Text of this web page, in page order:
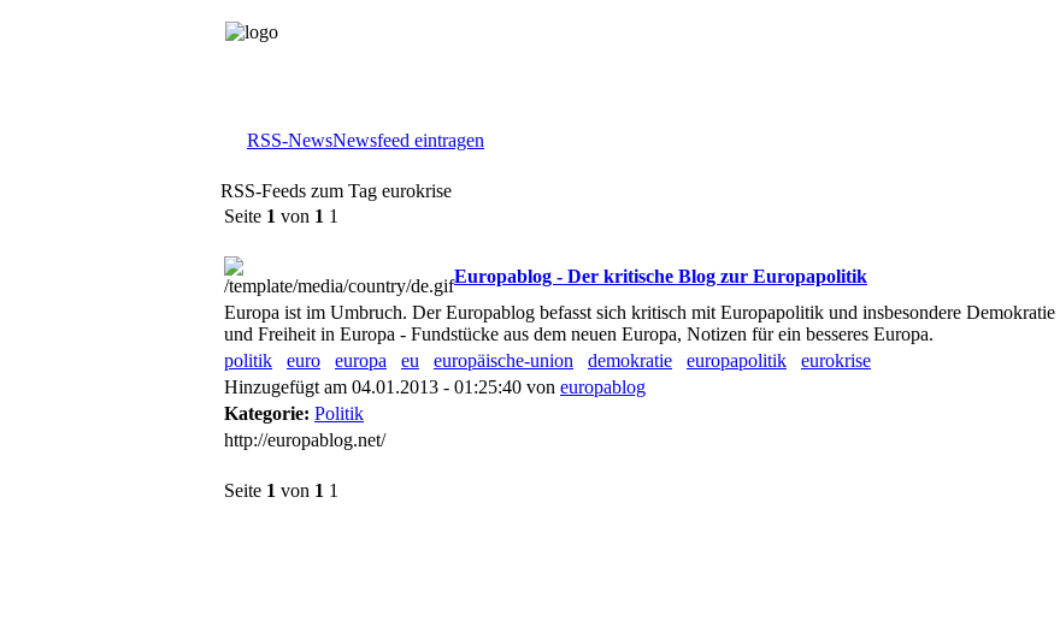
RSS-NewsNewsfeed eintragen
RSS-Feeds zum Tag eurokrise
Seite 1 von 1 1
Europablog - Der kritische Blog zur Europapolitik
Europa ist im Umbruch. Der Europablog befasst sich kritisch mit Europapolitik und insbesondere Demokratie
und Freiheit in Europa - Fundstücke aus dem neuen Europa, Notizen für ein besseres Europa.
politik
euro europa eu europäische-union demokratie europapolitik
eurokrise
Hinzugefügt am 04.01.2013 - 01:25:40 von europablog
Kategorie: Politik
http://europablog.net/
Seite 1 von 1 1